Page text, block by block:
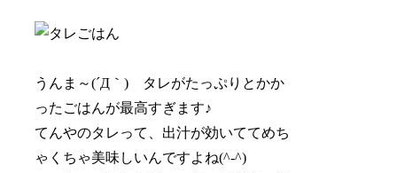
うんま～(´Д｀) タレがたっぷりとかか
ったごはんが最高すぎます♪
てんやのタレって、 出汁が効いててめち
ゃくちゃ美味しいんですよね(^-^)